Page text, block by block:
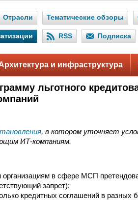
Отрасли Тематические обзоры
RSS Подписка
и инфраструктура
льготного
, в котором уточняет
ИТ-компаниям.
в сфере МСП
запрет);
кредитных соглашений в разных